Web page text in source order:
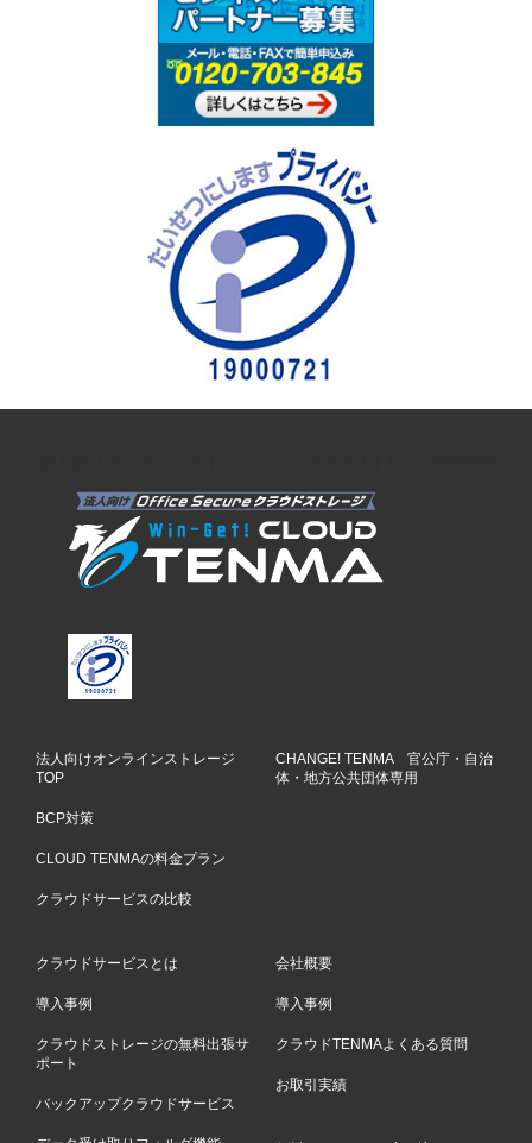
法人向けオンラインストレージ
TOP
BCP対策
CLOUD TENMAの料金プラン
クラウドサービスの比較
CHANGE! TENMA 官公庁・自治
体・地方公共団体専用
クラウドサービスとは
導入事例
クラウドストレージの無料出張サ
ポート
バックアップクラウドサービス
会社概要
導入事例
クラウドTENMAよくある質問
お取引実績